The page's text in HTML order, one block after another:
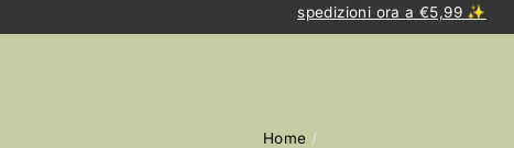
spedizioni ora a €5,99 ✨
Home /